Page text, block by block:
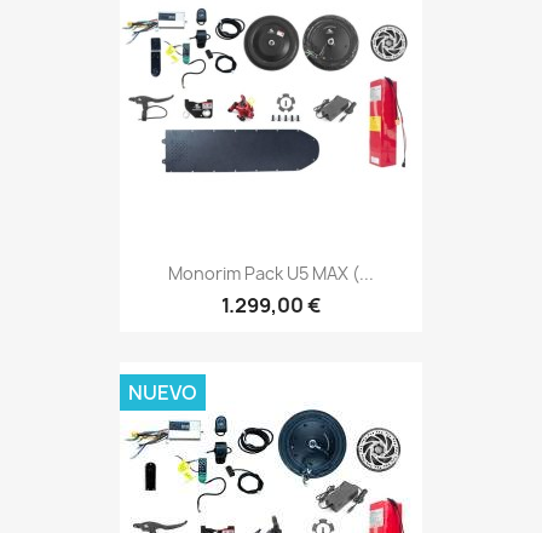
Monorim Pack U5 MAX (...
1.299,00 €
NUEVO